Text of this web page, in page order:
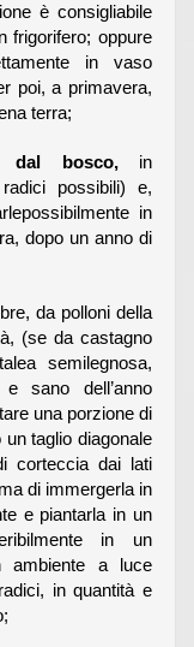
è consigliabile
frigorifero; oppure
in vaso
poi, a primavera,
terra;
dal bosco, in
possibili) e,
in
dopo un anno di
da polloni della
(se da castagno
semilegnosa,
sano dell’anno
una porzione di
taglio diagonale
corteccia dai lati
di immergerla in
e piantarla in un
in un
ambiente a luce
in quantità e